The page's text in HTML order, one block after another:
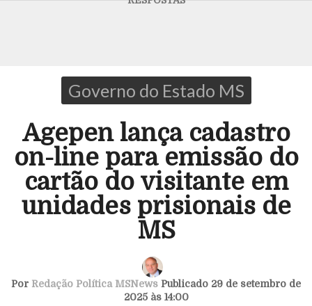
Governo do Estado MS
Agepen lança cadastro
on-line para emissão do
cartão do visitante em
unidades prisionais de
MS
Por Redação Política MSNews Publicado 29 de setembro de
2025 às 14:00